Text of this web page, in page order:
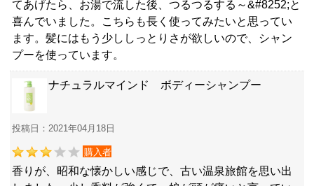
てあげたら、お湯で流した後、つるつるする～&#8252;と
喜んでいました。こちらも長く使ってみたいと思ってい
ます。髪にはもう少ししっとりさが欲しいので、シャン
プーを使っています。
ナチュラルマインド ボディーシャンプー
投稿日：2021年04月18日
購入者
香りが、昭和な懐かしい感じで、古い温泉旅館を思い出